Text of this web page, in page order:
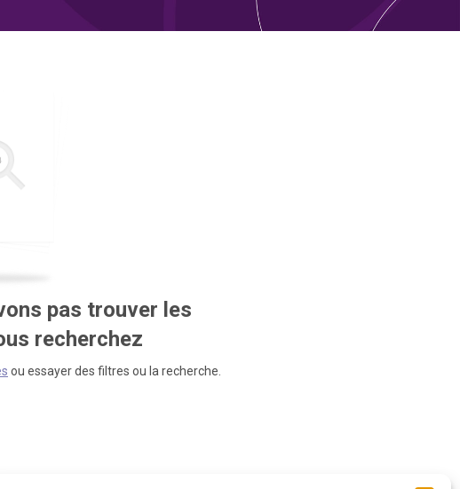
pas trouver les
recherchez
ou essayer des filtres ou la recherche.